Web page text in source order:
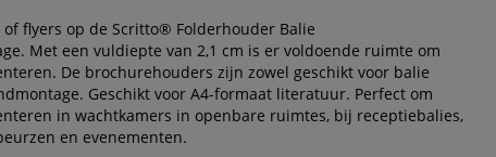
flyers op de Scritto® Folderhouder Balie
Met een vuldiepte van 2,1 cm is er voldoende ruimte om
De brochurehouders zijn zowel geschikt voor balie
Geschikt voor A4-formaat literatuur. Perfect om
in wachtkamers in openbare ruimtes, bij receptiebalies,
en evenementen.